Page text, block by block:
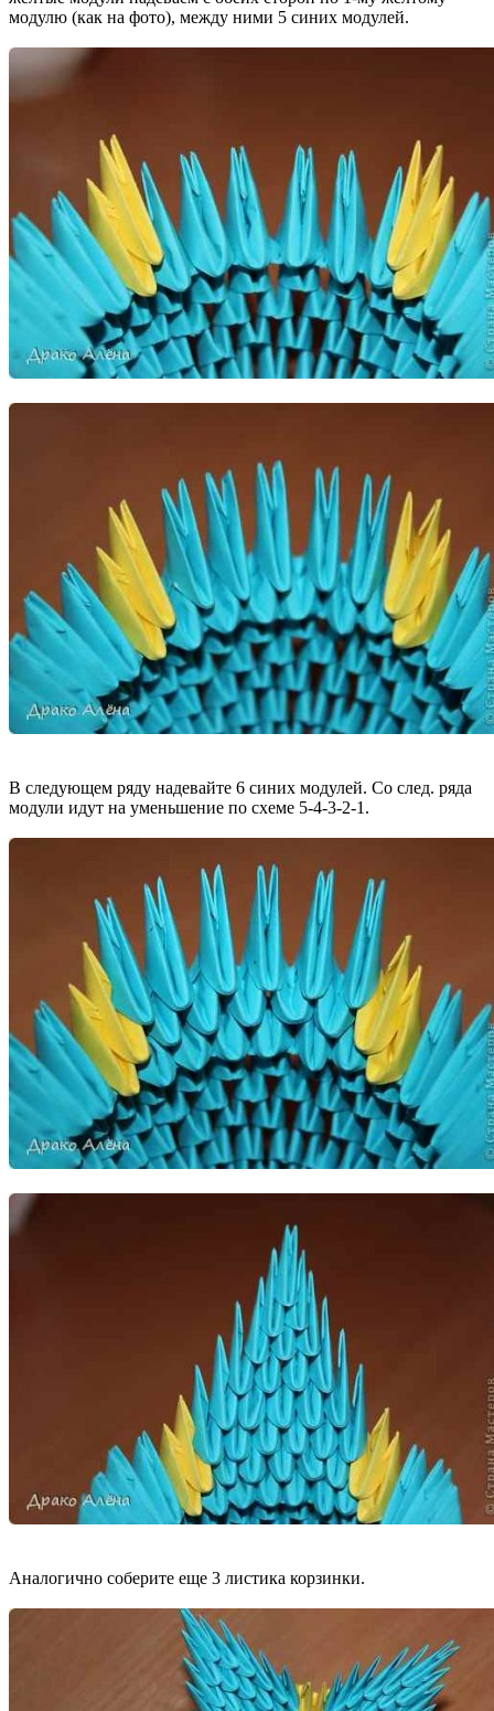
модулю (как на фото), между ними 5 синих модулей.
В следующем ряду надевайте 6 синих модулей. Со след. ряда
модули идут на уменьшение по схеме 5-4-3-2-1.
Аналогично соберите еще 3 листика корзинки.